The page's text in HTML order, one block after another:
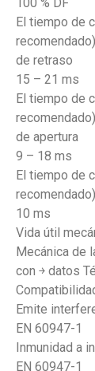
El tiempo de
de retraso
15 – 21 ms
El tiempo de
de apertura
9 – 18 ms
El tiempo de
10 ms
Vida útil
Mecánica de
con ￫ datos
Emite
EN 60947-1
Inmunidad a
EN 60947-1